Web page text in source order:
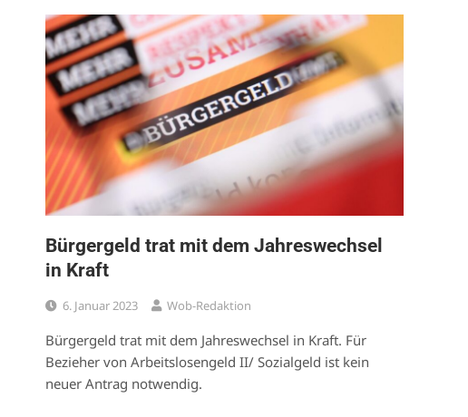
Bürgergeld trat mit dem Jahreswechsel
in Kraft
6. Januar 2023 Wob-Redaktion
Bürgergeld trat mit dem Jahreswechsel in Kraft. Für
Bezieher von Arbeitslosengeld II/ Sozialgeld ist kein
neuer Antrag notwendig.